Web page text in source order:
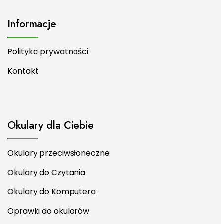
Informacje
Polityka prywatności
Kontakt
Okulary dla Ciebie
Okulary przeciwsłoneczne
Okulary do Czytania
Okulary do Komputera
Oprawki do okularów